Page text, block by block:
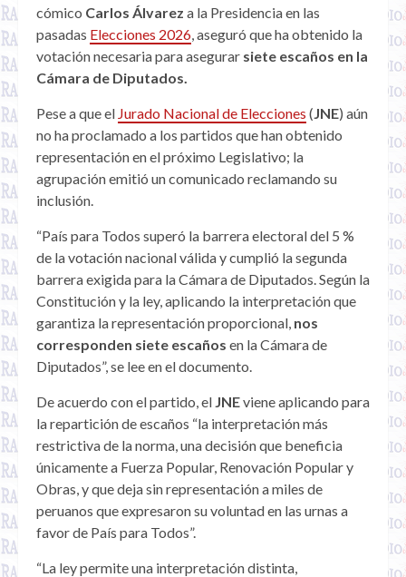
cómico Carlos Álvarez a la Presidencia en las
pasadas Elecciones 2026 , aseguró que ha obtenido la
votación necesaria para asegurar siete escaños en la
Cámara de Diputados.
Pese a que el Jurado Nacional de Elecciones ( JNE) aún
no ha proclamado a los partidos que han obtenido
representación en el próximo Legislativo; la
agrupación emitió un comunicado reclamando su
inclusión.
“País para Todos superó la barrera electoral del 5 %
de la votación nacional válida y cumplió la segunda
barrera exigida para la Cámara de Diputados. Según la
Constitución y la ley, aplicando la interpretación que
garantiza la representación proporcional, nos
corresponden siete escaños en la Cámara de
Diputados”, se lee en el documento.
De acuerdo con el partido, el JNEviene aplicando para
la repartición de escaños “la interpretación más
restrictiva de la norma, una decisión que beneficia
únicamente a Fuerza Popular, Renovación Popular y
Obras, y que deja sin representación a miles de
peruanos que expresaron su voluntad en las urnas a
favor de País para Todos”.
“La ley permite una interpretación distinta,